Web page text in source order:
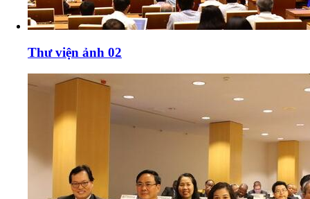
Thư viện ảnh 02